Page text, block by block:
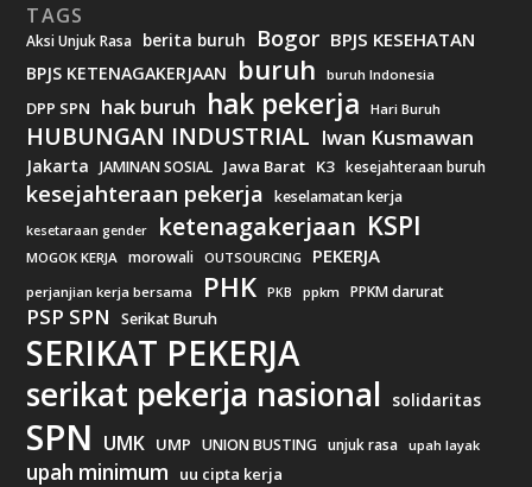
TAGS
Aksi Unjuk Rasa berita buruh Bogor BPJS KESEHATAN
BPJS KETENAGAKERJAAN buruh buruh Indonesia
DPP SPN hak buruh hak pekerja Hari Buruh
HUBUNGAN INDUSTRIAL Iwan Kusmawan
Jakarta JAMINAN SOSIAL Jawa Barat K3 kesejahteraan buruh
kesejahteraan pekerja keselamatan kerja
kesetaraan gender ketenagakerjaan KSPI
MOGOK KERJA morowali OUTSOURCING PEKERJA
perjanjian kerja bersama PHK PKB ppkm PPKM darurat
PSP SPN Serikat Buruh
SERIKAT PEKERJA
serikat pekerja nasional solidaritas
SPN UMK UMP UNION BUSTING unjuk rasa upah layak
upah minimum uu cipta kerja